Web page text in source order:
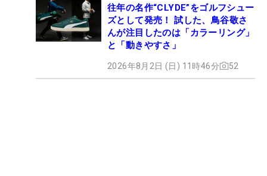
往年の名作“CLYDE”をゴルフシュー
ズとして発売！ 試した、鳥谷敬さ
んが注目したのは「カラーリング」
と「動きやすさ」
2026年8月2日 (日) 11時46分 52